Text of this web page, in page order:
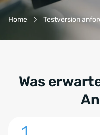
Breadcrumb-
Home Testversion
Was